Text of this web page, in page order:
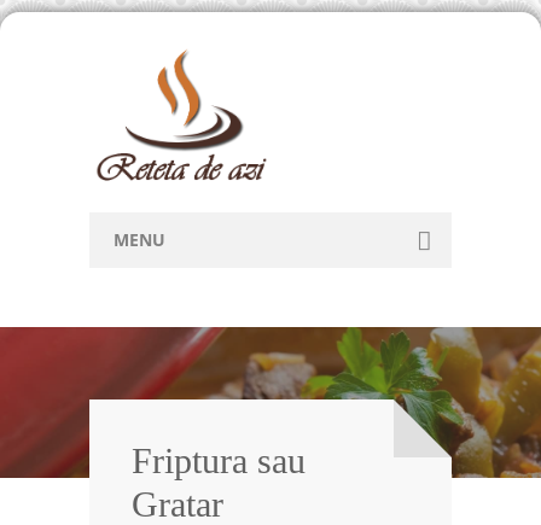
MENU
Articole
Forum
Contact
Friptura sau
Gratar